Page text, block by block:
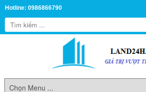
Hotline: 0986866790